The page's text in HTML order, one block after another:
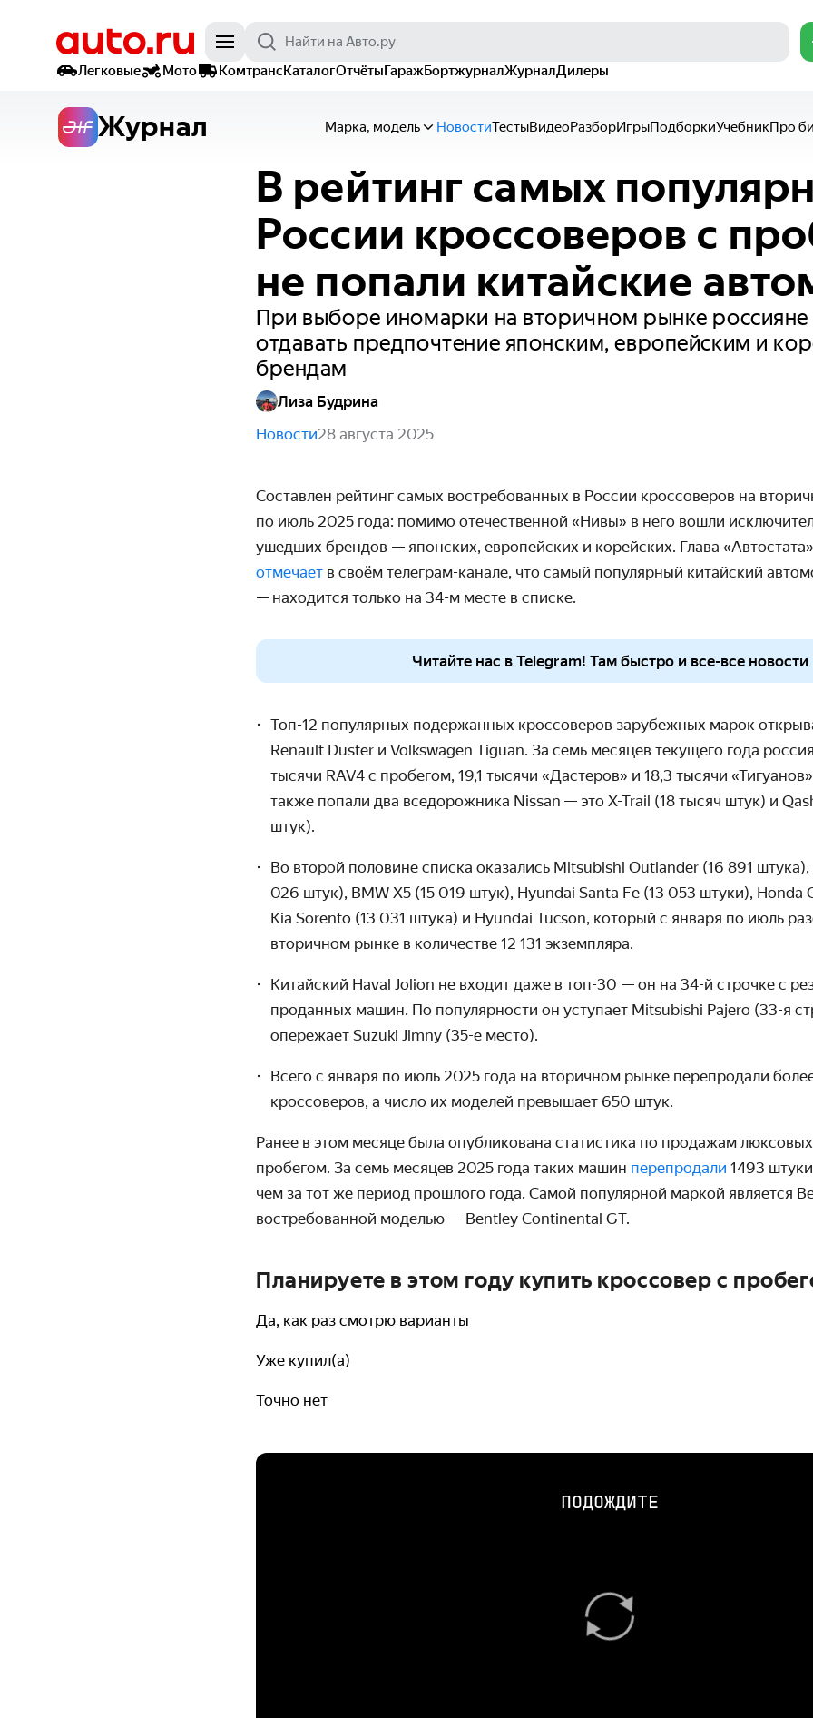
Легковые Мото КомтрансКаталогОтчётыГаражБортжурналЖурналДилеры
Журнал Марка, модель НовостиТестыВидеоРазборИгрыПодборкиУчебникПро
В рейтинг самых
России кроссоверов с
не попали китайские
При выборе иномарки на вторичном рынке
отдавать предпочтение японским, европейским и
брендам
Лиза Будрина
Новости28 августа 2025
Составлен рейтинг самых востребованных в России кроссоверов на
по июль 2025 года: помимо отечественной «Нивы» в него вошли
ушедших брендов — японских, европейских и корейских. Глава
отмечает в своём телеграм-канале, что самый популярный китайский
— находится только на 34-м месте в списке.
Читайте нас в Telegram! Там быстро и все-все новости
Топ-12 популярных подержанных кроссоверов зарубежных марок
Renault Duster и Volkswagen Tiguan. За семь месяцев текущего года
тысячи RAV4 с пробегом, 19,1 тысячи «Дастеров» и 18,3 тысячи
также попали два вседорожника Nissan — это X-Trail (18 тысяч штук) и
штук).
Во второй половине списка оказались Mitsubishi Outlander (16 891
026 штук), BMW X5 (15 019 штук), Hyundai Santa Fe (13 053 штуки), Honda
Kia Sorento (13 031 штука) и Hyundai Tucson, который с января по июль
вторичном рынке в количестве 12 131 экземпляра.
Китайский Haval Jolion не входит даже в топ-30 — он на 34-й строчке с
проданных машин. По популярности он уступает Mitsubishi Pajero (33-я
опережает Suzuki Jimny (35-е место).
Всего с января по июль 2025 года на вторичном рынке перепродали
кроссоверов, а число их моделей превышает 650 штук.
Ранее в этом месяце была опубликована статистика по продажам
пробегом. За семь месяцев 2025 года таких машин перепродали 1493
чем за тот же период прошлого года. Самой популярной маркой является
востребованной моделью — Bentley Continental GT.
Планируете в этом году купить кроссовер с
Да, как раз смотрю варианты
Уже купил(а)
Точно нет
ПОДОЖДИТЕ